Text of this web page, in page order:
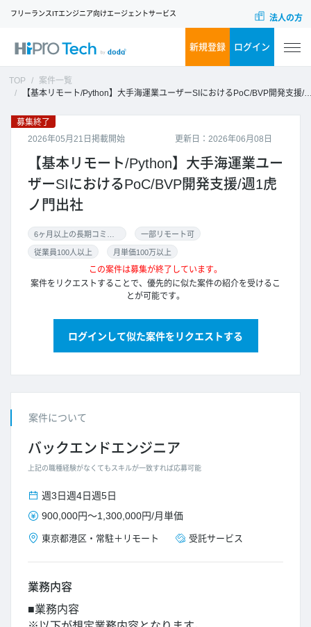
フリーランスITエンジニア向けエージェントサービス 法人の方
新規登録 ログイン
TOP
案件一覧
【基本リモート/Python】大手海運業ユーザーSIにおけるPoC/BVP開発支援/週1虎ノ門出社
更新日：2026年06月08日
募集終了
2026年05月21日掲載開始
【基本リモート/Python】大手海運業ユー
ザーSIにおけるPoC/BVP開発支援/週1虎
ノ門出社
一部リモート可
従業員100人以上 月単価100万以上
この案件は募集が終了しています。
案件をリクエストすることで、優先的に似た案件の紹介を受けるこ
とが可能です。
ログインして似た案件をリクエストする
案件について
バックエンドエンジニア
上記の職種経験がなくてもスキルが一致すれば応募可能
週3日週4日週5日
900,000円～1,300,000円/月単価
東京都港区 ・ 常駐＋リモート 受託サービス
業務内容
■業務内容